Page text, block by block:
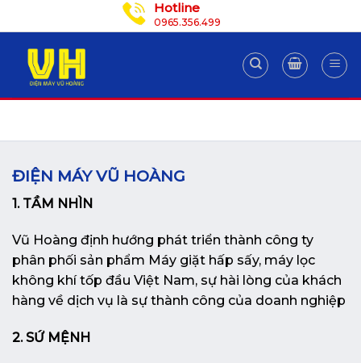
to
content
Hotline
0965.356.499
ĐIỆN MÁY VŨ HOÀNG
1. TẦM NHÌN
Vũ Hoàng định hướng phát triển thành công ty
phân phối sản phẩm Máy giặt hấp sấy, máy lọc
không khí tốp đầu Việt Nam, sự hài lòng của khách
hàng về dịch vụ là sự thành công của doanh nghiệp
2. SỨ MỆNH